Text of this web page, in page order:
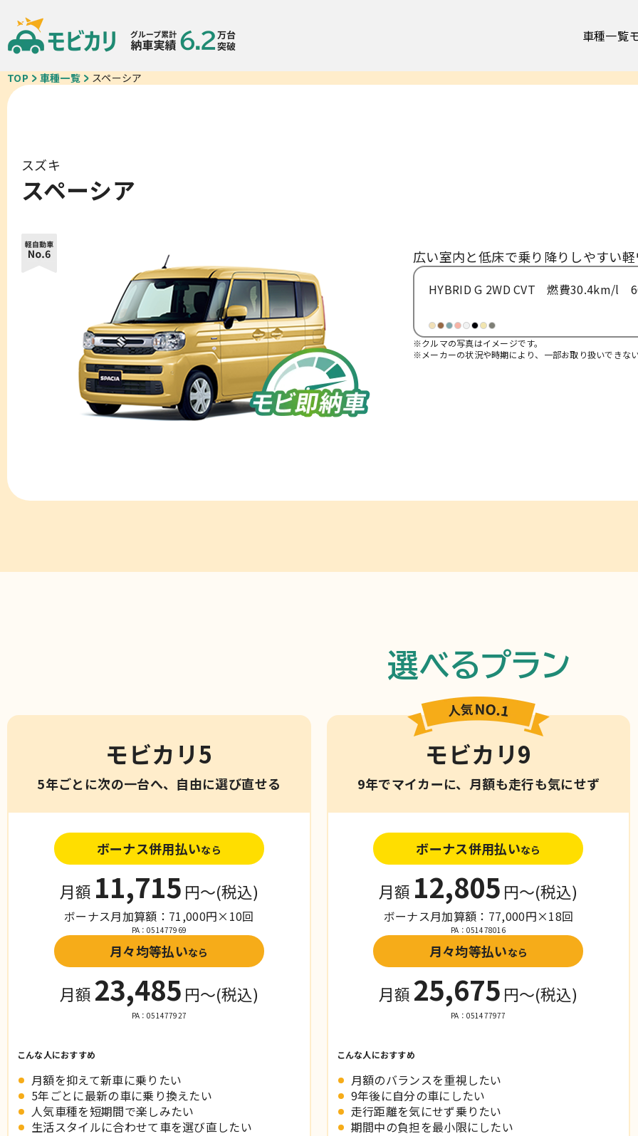
車種一覧
車種一覧
モビ即納車
ご契約の流れ
お客様の声
お知らせ
TOP 車種一覧 スペーシア
スズキ
スペーシア
広い室内と低床で乗り降りしやすい
HYBRID G 2WD CVT 燃費30.4km/l
※クルマの写真はイメージです。
※メーカーの状況や時期により、一部お取り扱いできな
選べるプラン
モビカリ5
5年ごとに次の一台へ、自由に選び直せる
ボーナス併用払いなら
月額 11,715 円〜(税込)
ボーナス月加算額：71,000円×10回
PA：051477969
月々均等払いなら
月額 23,485 円〜(税込)
PA：051477927
こんな人におすすめ
月額を抑えて新車に乗りたい
5年ごとに最新の車に乗り換えたい
人気車種を短期間で楽しみたい
生活スタイルに合わせて車を選び直したい
モビカリ9
9年でマイカーに、月額も走行も気にせず
ボーナス併用払いなら
月額 12,805 円〜(税込)
ボーナス月加算額：77,000円×18回
PA：051478016
月々均等払いなら
月額 25,675 円〜(税込)
PA：051477977
こんな人におすすめ
月額のバランスを重視したい
9年後に自分の車にしたい
走行距離を気にせず乗りたい
期間中の負担を最小限にしたい